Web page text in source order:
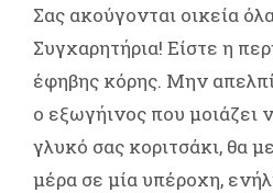
Σας ακούγονται οικεία
Συγχαρητήρια! Είστε η
έφηβης κόρης. Μην
ο εξωγήινος που μοιάζει
γλυκό σας κοριτσάκι, θα
μέρα σε μία υπέροχη,